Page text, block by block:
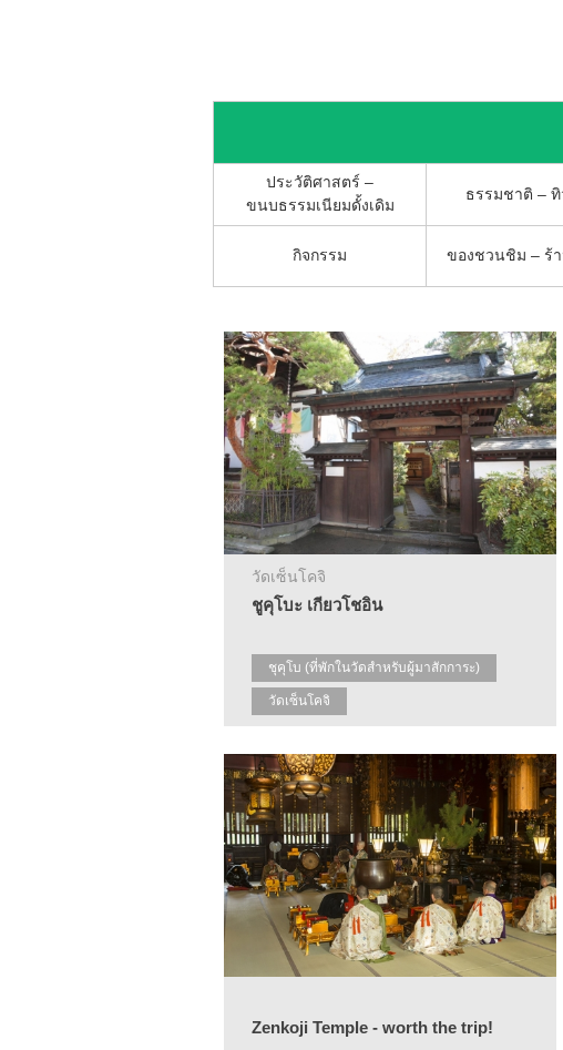
ประวัติศาสตร์ –
ขนบธรรมเนียมดั้งเดิม
ธรรมชาติ –
กิจกรรม ของชวนชิม – ร้
วัดเซ็นโคจิ
ชูคุโบะ เกียวโชอิน
ชุคุโบ (ที่พักในวัดสำหรับผู้มาสักการะ)
วัดเซ็นโคจิ
Zenkoji Temple - worth the trip!